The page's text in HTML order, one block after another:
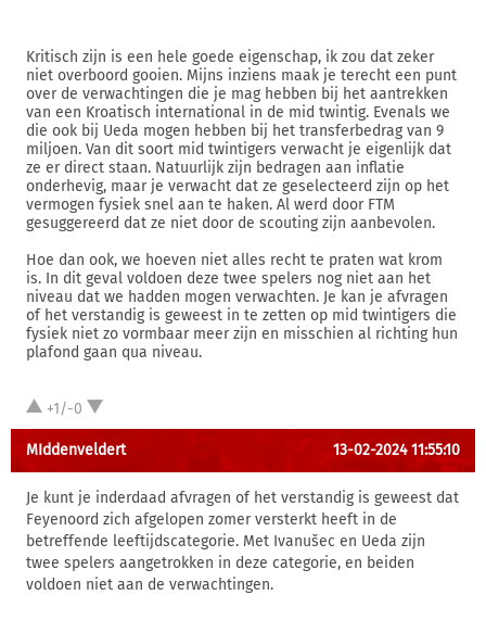
Kritisch zijn is een hele goede eigenschap, ik zou dat zeker
niet overboord gooien. Mijns inziens maak je terecht een punt
over de verwachtingen die je mag hebben bij het aantrekken
van een Kroatisch international in de mid twintig. Evenals we
die ook bij Ueda mogen hebben bij het transferbedrag van 9
miljoen. Van dit soort mid twintigers verwacht je eigenlijk dat
ze er direct staan. Natuurlijk zijn bedragen aan inflatie
onderhevig, maar je verwacht dat ze geselecteerd zijn op het
vermogen fysiek snel aan te haken. Al werd door FTM
gesuggereerd dat ze niet door de scouting zijn aanbevolen.
Hoe dan ook, we hoeven niet alles recht te praten wat krom
is. In dit geval voldoen deze twee spelers nog niet aan het
niveau dat we hadden mogen verwachten. Je kan je afvragen
of het verstandig is geweest in te zetten op mid twintigers die
fysiek niet zo vormbaar meer zijn en misschien al richting hun
plafond gaan qua niveau.
+1/-0
MIddenveldert 13-02-2024 11:55:10
Je kunt je inderdaad afvragen of het verstandig is geweest dat
Feyenoord zich afgelopen zomer versterkt heeft in de
betreffende leeftijdscategorie. Met Ivanušec en Ueda zijn
twee spelers aangetrokken in deze categorie, en beiden
voldoen niet aan de verwachtingen.